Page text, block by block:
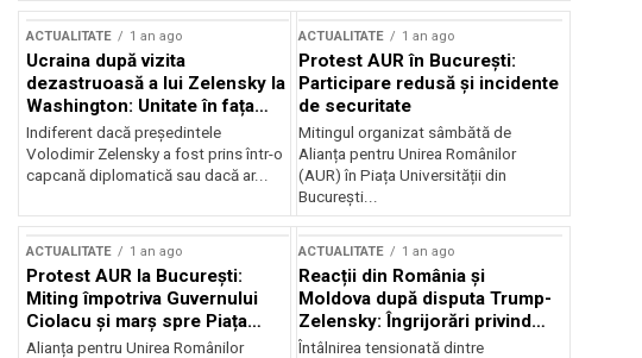
ACTUALITATE 1 an ago
Ucraina după vizita
dezastruoasă a lui Zelensky la
Washington: Unitate în fața
incertitudinii
Indiferent dacă președintele
Volodimir Zelensky a fost prins într-o
capcană diplomatică sau dacă ar...
ACTUALITATE 1 an ago
Protest AUR în București:
Participare redusă și incidente
de securitate
Mitingul organizat sâmbătă de
Alianța pentru Unirea Românilor
(AUR) în Piața Universității din
București...
ACTUALITATE 1 an ago
Protest AUR la București:
Miting împotriva Guvernului
Ciolacu și marș spre Piața
Victoriei
Alianța pentru Unirea Românilor
ACTUALITATE 1 an ago
Reacții din România și
Moldova după disputa Trump-
Zelensky: Îngrijorări privind
securitatea regională
Întâlnirea tensionată dintre